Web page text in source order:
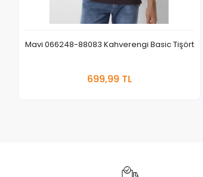
Mavi 066248-88083 Kahverengi Basic Tişört
699,99 TL